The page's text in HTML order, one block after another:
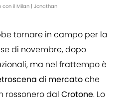
con il Milan | Jonathan
tornare in campo per la
di novembre, dopo
ma nel frattempo è
di mercatoche
rossonero dal Crotone. Lo